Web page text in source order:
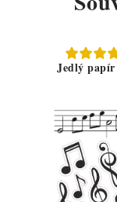
Jedlý